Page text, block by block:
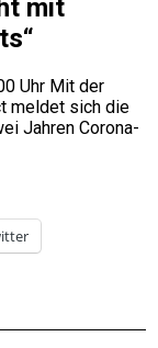
mit
Uhr Mit der
meldet sich die
Jahren Corona-